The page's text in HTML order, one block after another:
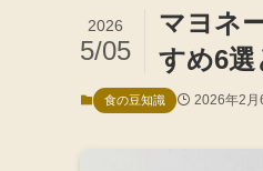
マヨネ
すめ6
2026
5/05
食の豆知識 2026年2月